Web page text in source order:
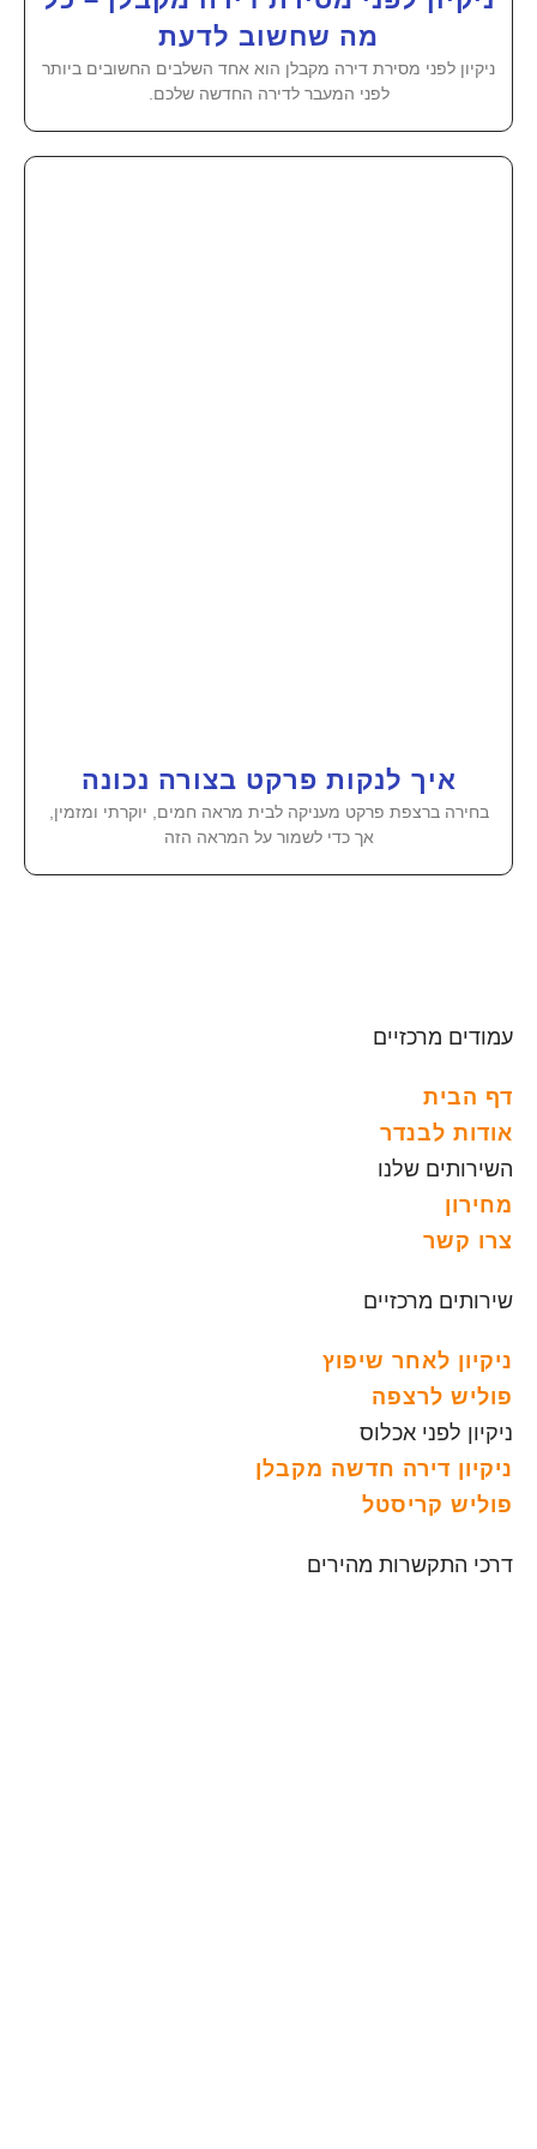
מה שחשוב לדעת
ניקיון לפני מסירת דירה מקבלן הוא אחד השלבים החשובים ביותר
לפני המעבר לדירה החדשה שלכם.
איך לנקות פרקט בצורה נכונה
בחירה ברצפת פרקט מעניקה לבית מראה חמים, יוקרתי ומזמין,
אך כדי לשמור על המראה הזה
עמודים מרכזיים
דף הבית
אודות לבנדר
השירותים שלנו
מחירון
צרו קשר
שירותים מרכזיים
ניקיון לאחר שיפוץ
פוליש לרצפה
ניקיון לפני אכלוס
ניקיון דירה חדשה מקבלן
פוליש קריסטל
דרכי התקשרות מהירים